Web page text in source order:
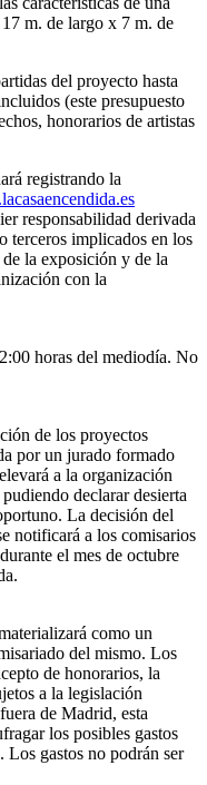
m. de largo x 7 m. de
del proyecto hasta
(este presupuesto
honorarios de artistas
registrando la
responsabilidad derivada
terceros implicados en los
la exposición y de la
con la
horas del mediodía. No
de los proyectos
por un jurado formado
a la organización
declarar desierta
La decisión del
notificará a los comisarios
el mes de octubre
como un
del mismo. Los
de honorarios, la
a la legislación
de Madrid, esta
los posibles gastos
gastos no podrán ser